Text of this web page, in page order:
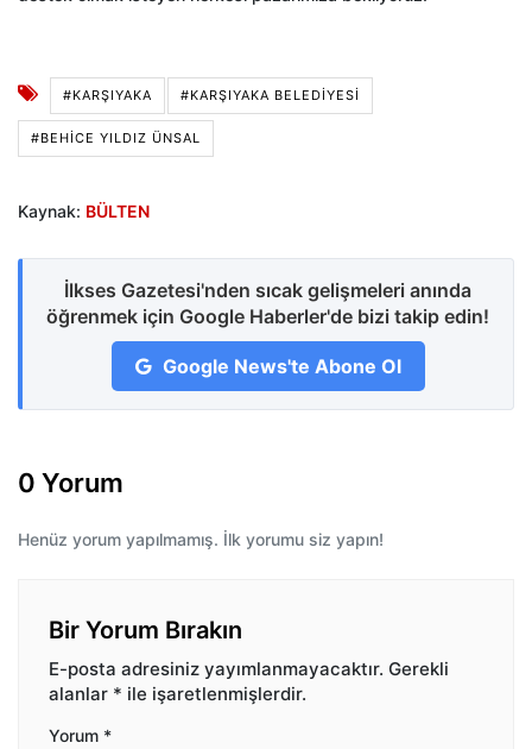
#KARŞIYAKA #KARŞIYAKA BELEDIYESI
#BEHICE YILDIZ ÜNSAL
Kaynak: BÜLTEN
İlkses Gazetesi'nden sıcak gelişmeleri anında
öğrenmek için Google Haberler'de bizi takip edin!
Google News'te Abone Ol
0 Yorum
Henüz yorum yapılmamış. İlk yorumu siz yapın!
Bir Yorum Bırakın
E-posta adresiniz yayımlanmayacaktır. Gerekli
alanlar * ile işaretlenmişlerdir.
Yorum *